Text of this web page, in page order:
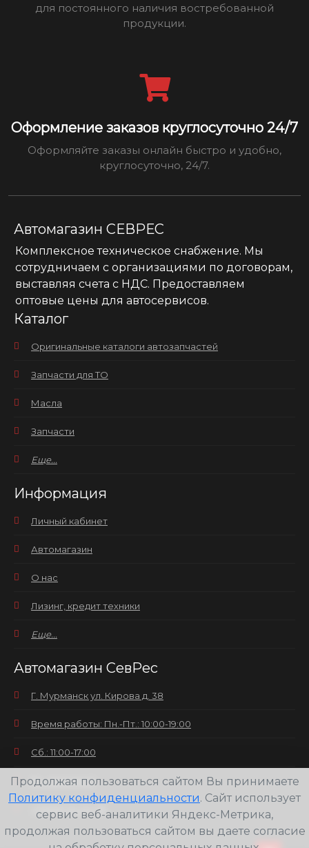
для постоянного наличия востребованной
продукции.
Оформление заказов круглосуточно 24/7
Оформляйте заказы онлайн быстро и удобно,
круглосуточно, 24/7.
Автомагазин СЕВРЕС
Комплексное техническое снабжение. Мы
сотрудничаем с организациями по договорам,
выставляя счета с НДС. Предоставляем
оптовые цены для автосервисов.
Каталог
Оригинальные каталоги автозапчастей
Запчасти для ТО
Масла
Запчасти
Еще...
Информация
Личный кабинет
Автомагазин
О нас
Лизинг, кредит техники
Еще...
Автомагазин СевРес
Г. Мурманск ул. Кирова д. 38
Время работы: Пн.-Пт.: 10:00-19:00
Сб.: 11:00-17:00
Вс.: выходной
+7(8152) 25-30-58
Продолжая пользоваться сайтом Вы принимаете
Политику конфиденциальности. Сайт использует
сервис веб-аналитики Яндекс-Метрика,
продолжая пользоваться сайтом вы даете согласие